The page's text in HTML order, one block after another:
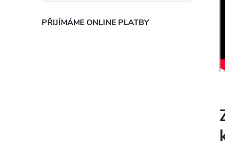
PŘIJÍMÁME ONLINE PLATBY
K
O
C
H